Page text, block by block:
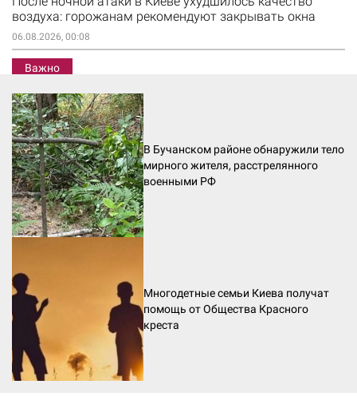
воздуха: горожанам рекомендуют закрывать окна
06.08.2026, 00:08
Важно
В Бучанском районе обнаружили тело
мирного жителя, расстрелянного
военными РФ
Многодетные семьи Киева получат
помощь от Общества Красного
креста